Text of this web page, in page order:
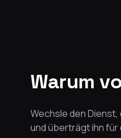
Warum
Wechsle den
und überträgt ihn für